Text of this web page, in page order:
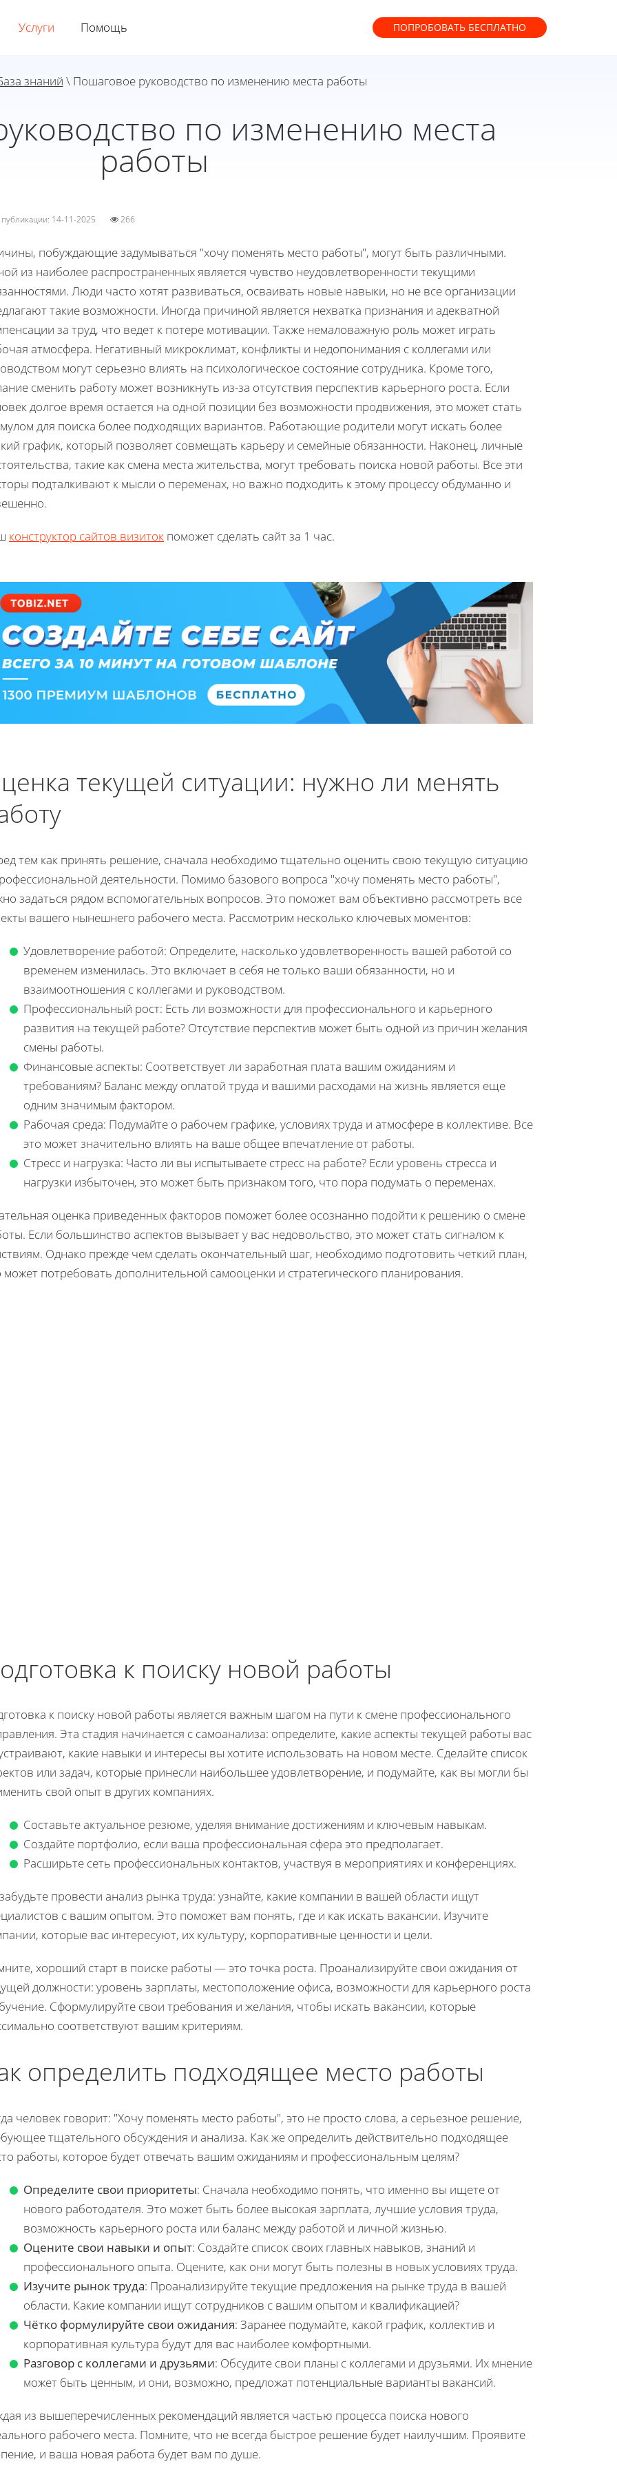
Услуги Помощь ПОПРОБОВАТЬ БЕСПЛАТНО
знаний \ Пошаговое руководство по изменению места работы
по изменению места
работы
публикации: 14-11-2025 266
побуждающие задумываться "хочу поменять место работы", могут быть различными.
из наиболее распространенных является чувство неудовлетворенности текущими
Люди часто хотят развиваться, осваивать новые навыки, но не все организации
такие возможности. Иногда причиной является нехватка признания и адекватной
за труд, что ведет к потере мотивации. Также немаловажную роль может играть
атмосфера. Негативный микроклимат, конфликты и недопонимания с коллегами или
могут серьезно влиять на психологическое состояние сотрудника. Кроме того,
сменить работу может возникнуть из-за отсутствия перспектив карьерного роста. Если
долгое время остается на одной позиции без возможности продвижения, это может стать
для поиска более подходящих вариантов. Работающие родители могут искать более
график, который позволяет совмещать карьеру и семейные обязанности. Наконец, личные
такие как смена места жительства, могут требовать поиска новой работы. Все эти
подталкивают к мысли о переменах, но важно подходить к этому процессу обдуманно и
конструктор сайтов визиток поможет сделать сайт за 1 час.
текущей ситуации: нужно ли менять
тем как принять решение, сначала необходимо тщательно оценить свою текущую ситуацию
деятельности. Помимо базового вопроса "хочу поменять место работы",
задаться рядом вспомогательных вопросов. Это поможет вам объективно рассмотреть все
вашего нынешнего рабочего места. Рассмотрим несколько ключевых моментов:
Удовлетворение работой: Определите, насколько удовлетворенность вашей работой со
временем изменилась. Это включает в себя не только ваши обязанности, но и
взаимоотношения с коллегами и руководством.
Профессиональный рост: Есть ли возможности для профессионального и карьерного
развития на текущей работе? Отсутствие перспектив может быть одной из причин желания
смены работы.
Финансовые аспекты: Соответствует ли заработная плата вашим ожиданиям и
требованиям? Баланс между оплатой труда и вашими расходами на жизнь является еще
одним значимым фактором.
Рабочая среда: Подумайте о рабочем графике, условиях труда и атмосфере в коллективе. Все
это может значительно влиять на ваше общее впечатление от работы.
Стресс и нагрузка: Часто ли вы испытываете стресс на работе? Если уровень стресса и
нагрузки избыточен, это может быть признаком того, что пора подумать о переменах.
оценка приведенных факторов поможет более осознанно подойти к решению о смене
Если большинство аспектов вызывает у вас недовольство, это может стать сигналом к
Однако прежде чем сделать окончательный шаг, необходимо подготовить четкий план,
может потребовать дополнительной самооценки и стратегического планирования.
к поиску новой работы
к поиску новой работы является важным шагом на пути к смене профессионального
Эта стадия начинается с самоанализа: определите, какие аспекты текущей работы вас
какие навыки и интересы вы хотите использовать на новом месте. Сделайте список
или задач, которые принесли наибольшее удовлетворение, и подумайте, как вы могли бы
свой опыт в других компаниях.
Составьте актуальное резюме, уделяя внимание достижениям и ключевым навыкам.
Создайте портфолио, если ваша профессиональная сфера это предполагает.
Расширьте сеть профессиональных контактов, участвуя в мероприятиях и конференциях.
провести анализ рынка труда: узнайте, какие компании в вашей области ищут
с вашим опытом. Это поможет вам понять, где и как искать вакансии. Изучите
которые вас интересуют, их культуру, корпоративные ценности и цели.
хороший старт в поиске работы — это точка роста. Проанализируйте свои ожидания от
должности: уровень зарплаты, местоположение офиса, возможности для карьерного роста
Сформулируйте свои требования и желания, чтобы искать вакансии, которые
соответствуют вашим критериям.
определить подходящее место работы
человек говорит: "Хочу поменять место работы", это не просто слова, а серьезное решение,
тщательного обсуждения и анализа. Как же определить действительно подходящее
работы, которое будет отвечать вашим ожиданиям и профессиональным целям?
Определите свои приоритеты: Сначала необходимо понять, что именно вы ищете от
нового работодателя. Это может быть более высокая зарплата, лучшие условия труда,
возможность карьерного роста или баланс между работой и личной жизнью.
Оцените свои навыки и опыт: Создайте список своих главных навыков, знаний и
профессионального опыта. Оцените, как они могут быть полезны в новых условиях труда.
Изучите рынок труда: Проанализируйте текущие предложения на рынке труда в вашей
области. Какие компании ищут сотрудников с вашим опытом и квалификацией?
Чётко формулируйте свои ожидания: Заранее подумайте, какой график, коллектив и
корпоративная культура будут для вас наиболее комфортными.
Разговор с коллегами и друзьями: Обсудите свои планы с коллегами и друзьями. Их мнение
может быть ценным, и они, возможно, предложат потенциальные варианты вакансий.
из вышеперечисленных рекомендаций является частью процесса поиска нового
рабочего места. Помните, что не всегда быстрое решение будет наилучшим. Проявите
и ваша новая работа будет вам по душе.